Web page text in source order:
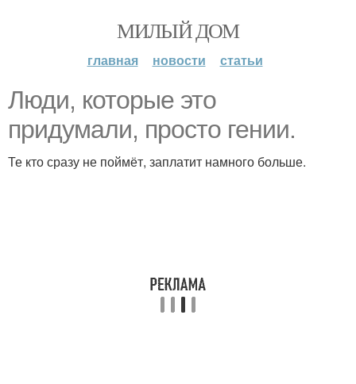
МИЛЫЙ ДОМ
главная новости статьи
Люди, которые это
придумали, просто гении.
Те кто сразу не поймёт, заплатит намного больше.